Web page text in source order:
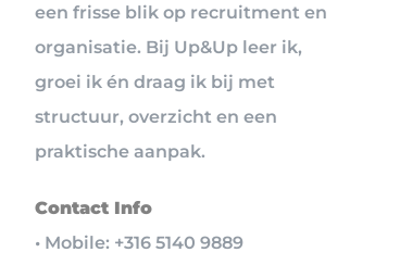
een frisse blik op recruitment en
organisatie. Bij Up&Up leer ik,
groei ik én draag ik bij met
structuur, overzicht en een
praktische aanpak.
Contact Info
• Mobile: +316 5140 9889